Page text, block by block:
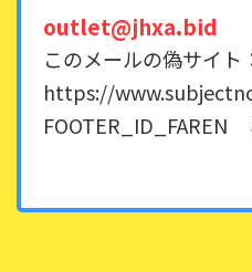
outlet@jhxa.bid
このメールの偽サイト
https://
FOOTER_ID_FAREN